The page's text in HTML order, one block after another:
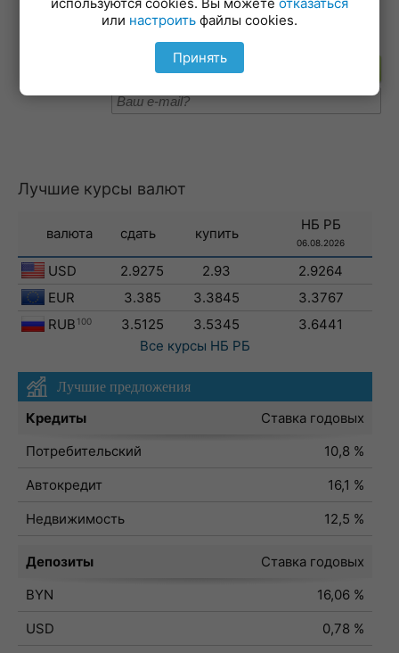
19-02-2026
Подпишитесь на рассылку
Лучшие курсы валют
валюта сдать купить
НБ РБ
06.08.2026
USD 2.9275 2.93
2.9264
EUR
3.385 3.3845
3.3767
RUB 100 3.5125 3.5345
3.6441
Все курсы НБ РБ
Лучшие предложения
Кредиты
Ставка годовых
Потребительский
10,8 %
Автокредит
16,1 %
Недвижимость
12,5 %
Депозиты
Ставка годовых
BYN
16,06 %
USD
0,78 %
или настроить файлы cookies.
Принять